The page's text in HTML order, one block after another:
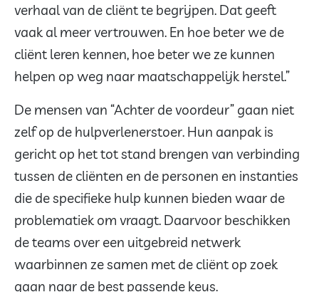
verhaal van de cliënt te begrijpen. Dat geeft
vaak al meer vertrouwen. En hoe beter we de
cliënt leren kennen, hoe beter we ze kunnen
helpen op weg naar maatschappelijk herstel.”
De mensen van “Achter de voordeur” gaan niet
zelf op de hulpverlenerstoer. Hun aanpak is
gericht op het tot stand brengen van verbinding
tussen de cliënten en de personen en instanties
die de specifieke hulp kunnen bieden waar de
problematiek om vraagt. Daarvoor beschikken
de teams over een uitgebreid netwerk
waarbinnen ze samen met de cliënt op zoek
gaan naar de best passende keus.